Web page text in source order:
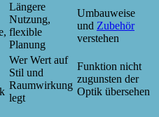
Längere
Nutzung,
flexible
Planung
Umbauweise
und Zubehör
verstehen
Wer Wert auf
Stil und
Raumwirkung
legt
Funktion nicht
zugunsten der
Optik übersehen